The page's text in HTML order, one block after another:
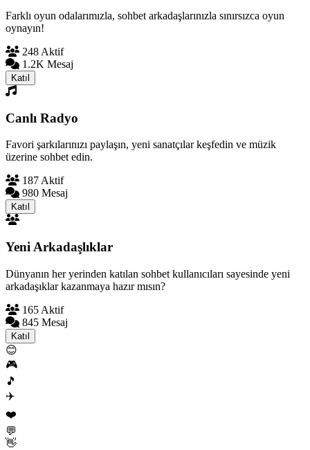
Farklı oyun odalarımızla, sohbet arkadaşlarınızla sınırsızca oyun
oynayın!
248 Aktif
1.2K Mesaj
Katıl
Canlı Radyo
Favori şarkılarınızı paylaşın, yeni sanatçılar keşfedin ve müzik
üzerine sohbet edin.
187 Aktif
980 Mesaj
Katıl
Yeni Arkadaşlıklar
Dünyanın her yerinden katılan sohbet kullanıcıları sayesinde yeni
arkadaşıklar kazanmaya hazır mısın?
165 Aktif
845 Mesaj
Katıl
😊
🎮
🎵
✈️
❤️
💬
👋